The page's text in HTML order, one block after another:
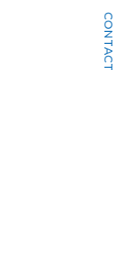
CONTACT